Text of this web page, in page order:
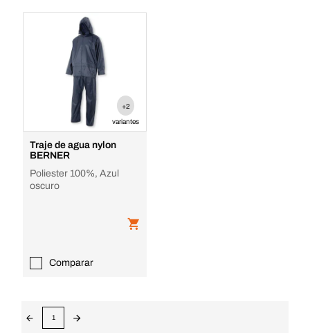
+2
variantes
Traje de agua nylon
BERNER
Poliester 100%, Azul
oscuro
Comparar
1